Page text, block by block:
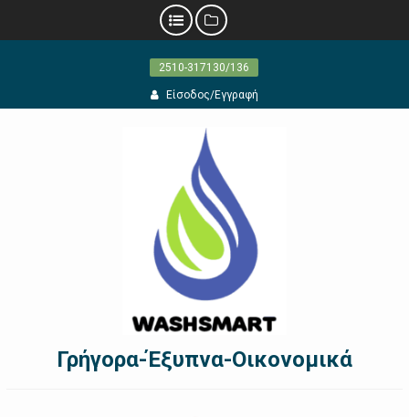
2510-317130/136
Είσοδος/Εγγραφή
Γρήγορα-Έξυπνα-Οικονομικά